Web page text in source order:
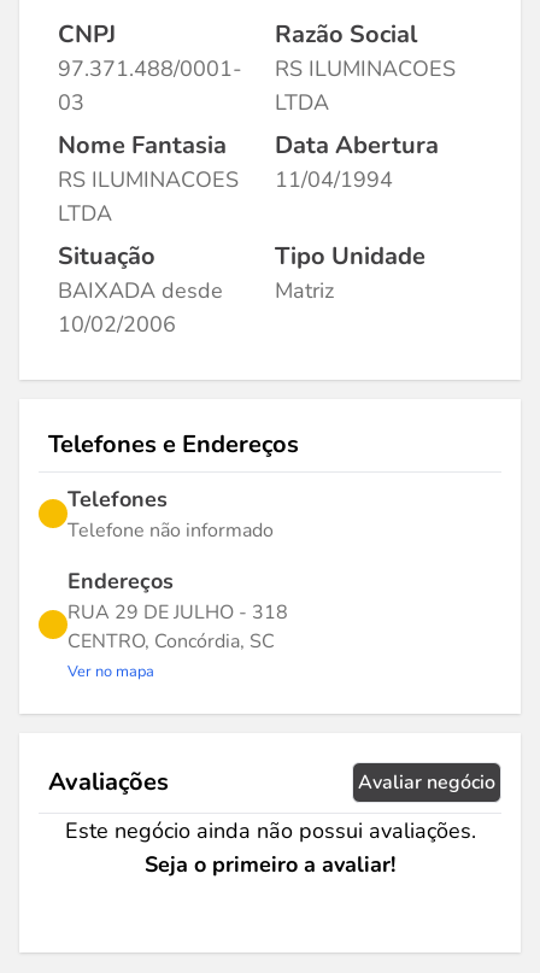
CNPJ
97.371.488/0001-
03
Razão Social
RS ILUMINACOES
LTDA
Nome Fantasia
RS ILUMINACOES
LTDA
Data Abertura
11/04/1994
Situação
BAIXADA desde
10/02/2006
Tipo Unidade
Matriz
Telefones e Endereços
Telefones
Telefone não informado
Endereços
RUA 29 DE JULHO - 318
CENTRO, Concórdia, SC
Ver no mapa
Avaliações Avaliar negócio
Este negócio ainda não possui avaliações.
Seja o primeiro a avaliar!